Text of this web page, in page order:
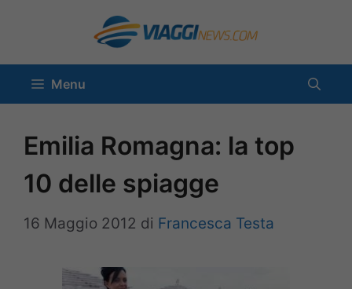
contenuto
Menu
Emilia Romagna: la top
10 delle spiagge
16 Maggio 2012 di Francesca Testa